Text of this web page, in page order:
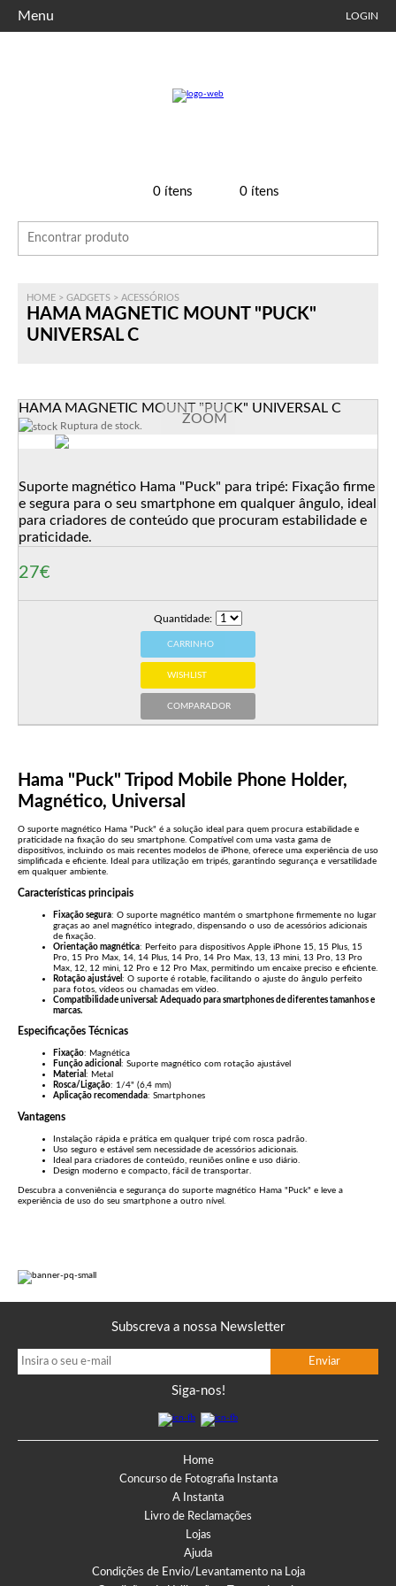
Menu LOGIN
0ítens 0ítens
HOME > GADGETS > ACESSÓRIOS
HAMA MAGNETIC MOUNT "PUCK"
UNIVERSAL C
HAMA MAGNETIC MOUNT "PUCK" UNIVERSAL C
Ruptura de stock. ZOOM
Suporte magnético Hama "Puck" para tripé: Fixação firme
e segura para o seu smartphone em qualquer ângulo, ideal
para criadores de conteúdo que procuram estabilidade e
praticidade.
27€
Quantidade:
CARRINHO
WISHLIST
COMPARADOR
Hama "Puck" Tripod Mobile Phone Holder,
Magnético, Universal
O suporte magnético Hama "Puck" é a solução ideal para quem procura estabilidade e
praticidade na fixação do seu smartphone. Compatível com uma vasta gama de
dispositivos, incluindo os mais recentes modelos de iPhone, oferece uma experiência de uso
simplificada e eficiente. Ideal para utilização em tripés, garantindo segurança e versatilidade
em qualquer ambiente.
Características principais
Fixação segura: O suporte magnético mantém o smartphone firmemente no lugar
graças ao anel magnético integrado, dispensando o uso de acessórios adicionais
de fixação.
Orientação magnética: Perfeito para dispositivos Apple iPhone 15, 15 Plus, 15
Pro, 15 Pro Max, 14, 14 Plus, 14 Pro, 14 Pro Max, 13, 13 mini, 13 Pro, 13 Pro
Max, 12, 12 mini, 12 Pro e 12 Pro Max, permitindo um encaixe preciso e eficiente.
Rotação ajustável : O suporte é rotable, facilitando o ajuste do ângulo perfeito
para fotos, vídeos ou chamadas em vídeo.
Compatibilidade universal: Adequado para smartphones de diferentes tamanhos e
marcas.
Especificações Técnicas
Fixação: Magnética
Função adicional : Suporte magnético com rotação ajustável
Material : Metal
Rosca/Ligação: 1/4" (6,4 mm)
Aplicação recomendada: Smartphones
Vantagens
Instalação rápida e prática em qualquer tripé com rosca padrão.
Uso seguro e estável sem necessidade de acessórios adicionais.
Ideal para criadores de conteúdo, reuniões online e uso diário.
Design moderno e compacto, fácil de transportar.
Descubra a conveniência e segurança do suporte magnético Hama "Puck" e leve a
experiência de uso do seu smartphone a outro nível.
Subscreva a nossa Newsletter
Siga-nos!
Home
Concurso de Fotografia Instanta
A Instanta
Livro de Reclamações
Lojas
Ajuda
Condições de Envio/Levantamento na Loja